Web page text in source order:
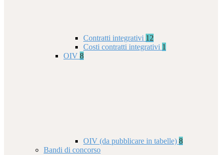
Contratti integrativi 12
Costi contratti integrativi 1
OIV 8
OIV (da pubblicare in tabelle) 8
Bandi di concorso